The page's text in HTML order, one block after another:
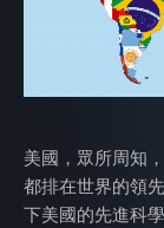
美國，眾所周知
都排在世界的領
下美國的先進科